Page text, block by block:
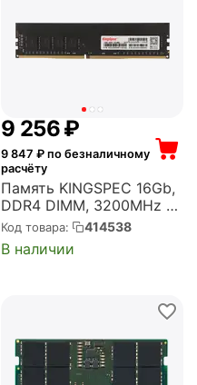
9 256₽
9 847 ₽ по безналичному
расчёту
Память KINGSPEC 16Gb,
DDR4 DIMM, 3200MHz 1
модуль, 25600 Мб/с,
CL17, 1.35 В
(KS3200D4P13516G)
Код товара: 414538
В наличии